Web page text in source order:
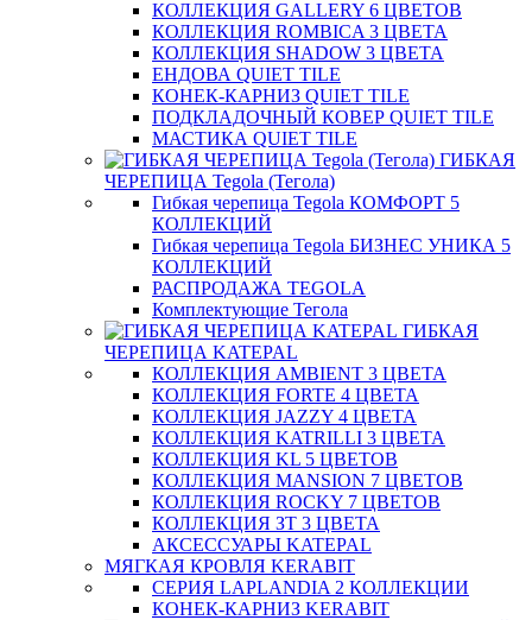
КОЛЛЕКЦИЯ GALLERY 6 ЦВЕТОВ
КОЛЛЕКЦИЯ ROMBICA 3 ЦВЕТА
КОЛЛЕКЦИЯ SHADOW 3 ЦВЕТА
ЕНДОВА QUIET TILE
КОНЕК-КАРНИЗ QUIET TILE
ПОДКЛАДОЧНЫЙ КОВЕР QUIET TILE
МАСТИКА QUIET TILE
ГИБКАЯ
ЧЕРЕПИЦА Tegola (Тегола)
Гибкая черепица Tegola КОМФОРТ 5
КОЛЛЕКЦИЙ
Гибкая черепица Tegola БИЗНЕС УНИКА 5
КОЛЛЕКЦИЙ
РАСПРОДАЖА TEGOLA
Комплектующие Тегола
ГИБКАЯ
ЧЕРЕПИЦА KATEPAL
КОЛЛЕКЦИЯ AMBIENT 3 ЦВЕТА
КОЛЛЕКЦИЯ FORTE 4 ЦВЕТА
КОЛЛЕКЦИЯ JAZZY 4 ЦВЕТА
КОЛЛЕКЦИЯ KATRILLI 3 ЦВЕТА
КОЛЛЕКЦИЯ KL 5 ЦВЕТОВ
КОЛЛЕКЦИЯ MANSION 7 ЦВЕТОВ
КОЛЛЕКЦИЯ ROCKY 7 ЦВЕТОВ
КОЛЛЕКЦИЯ ЗТ 3 ЦВЕТА
АКСЕССУАРЫ KATEPAL
МЯГКАЯ КРОВЛЯ KERABIT
СЕРИЯ LAPLANDIA 2 КОЛЛЕКЦИИ
КОНЕК-КАРНИЗ KERABIT